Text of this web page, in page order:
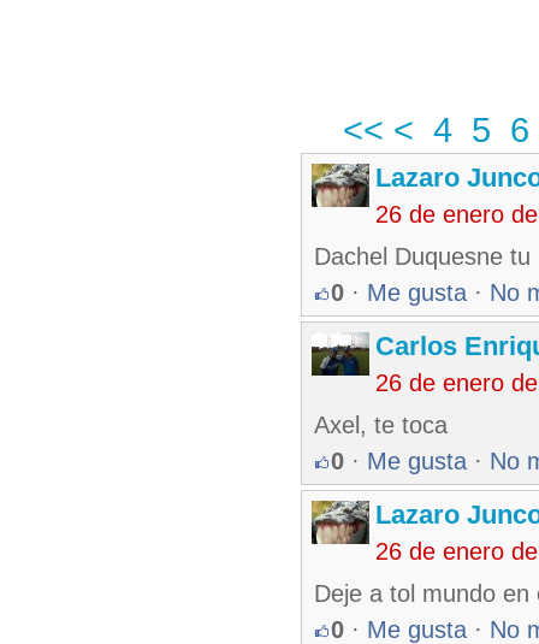
<< < 4 5 6
Lazaro
26 de enero
Dachel Duquesne
0 · Me gusta · No
Carlos
26 de enero
Axel, te toca
0 · Me gusta · No
Lazaro
26 de enero
Deje a tol mundo
0 · Me gusta · No